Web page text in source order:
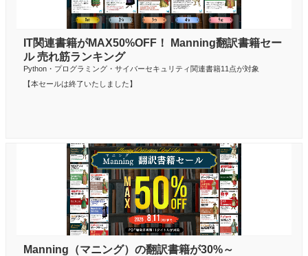
IT関連書籍がMAX50%OFF！ Manning翻訳書籍セー
ル 売れ筋ランキング
Python・プログラミング・サイバーセキュリティ関連書籍11点が対象
【本セールは終了いたしました】
Manning（マニング）の翻訳書籍が30%～